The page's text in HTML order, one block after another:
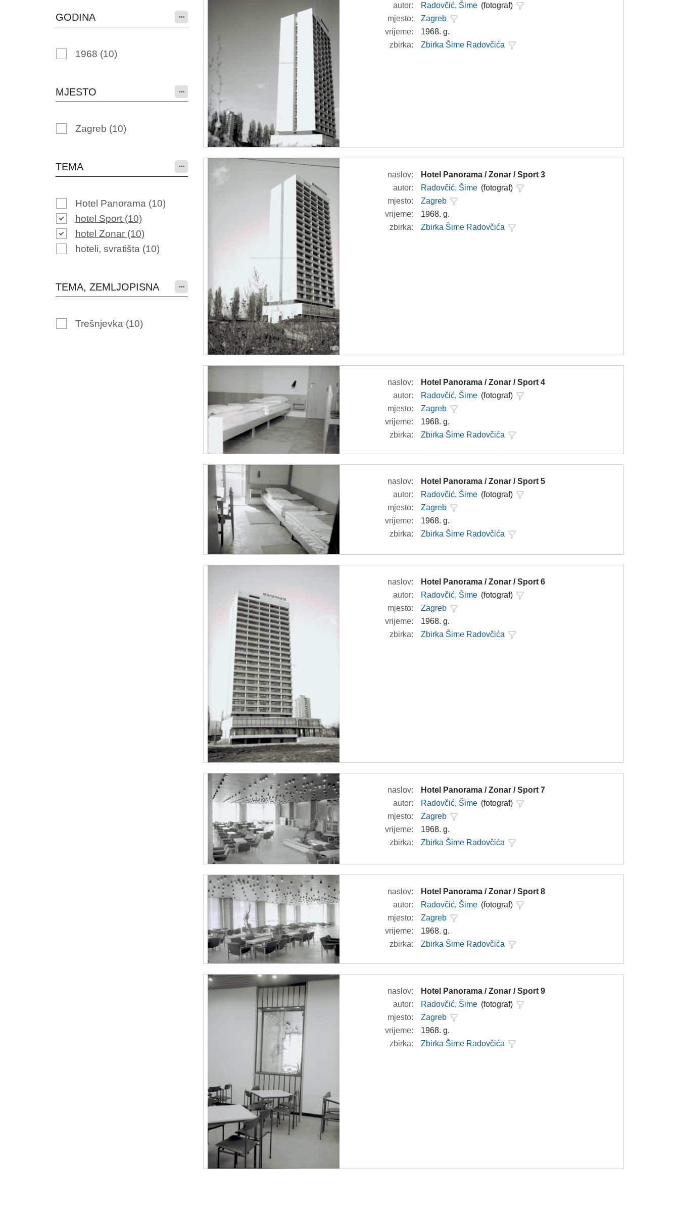
GODINA
1968 (10)
MJESTO
Zagreb (10)
TEMA
Hotel Panorama (10)
hotel Sport (10)
hotel Zonar (10)
hoteli, svratišta (10)
TEMA, ZEMLJOPISNA
Trešnjevka (10)
autor:
Radovčić, Šime (fotograf)
mjesto:
Zagreb
vrijeme:
1968. g.
zbirka:
Zbirka Šime Radovčića
naslov:
Hotel Panorama / Zonar / Sport 3
autor:
Radovčić, Šime (fotograf)
mjesto:
Zagreb
vrijeme:
1968. g.
zbirka:
Zbirka Šime Radovčića
naslov:
Hotel Panorama / Zonar / Sport 4
autor:
Radovčić, Šime (fotograf)
mjesto:
Zagreb
vrijeme:
1968. g.
zbirka:
Zbirka Šime Radovčića
naslov:
Hotel Panorama / Zonar / Sport 5
autor:
Radovčić, Šime (fotograf)
mjesto:
Zagreb
vrijeme:
1968. g.
zbirka:
Zbirka Šime Radovčića
naslov:
Hotel Panorama / Zonar / Sport 6
autor:
Radovčić, Šime (fotograf)
mjesto:
Zagreb
vrijeme:
1968. g.
zbirka:
Zbirka Šime Radovčića
naslov:
Hotel Panorama / Zonar / Sport 7
autor:
Radovčić, Šime (fotograf)
mjesto:
Zagreb
vrijeme:
1968. g.
zbirka:
Zbirka Šime Radovčića
naslov:
Hotel Panorama / Zonar / Sport 8
autor:
Radovčić, Šime (fotograf)
mjesto:
Zagreb
vrijeme:
1968. g.
zbirka:
Zbirka Šime Radovčića
naslov:
Hotel Panorama / Zonar / Sport 9
autor:
Radovčić, Šime (fotograf)
mjesto:
Zagreb
vrijeme:
1968. g.
zbirka:
Zbirka Šime Radovčića